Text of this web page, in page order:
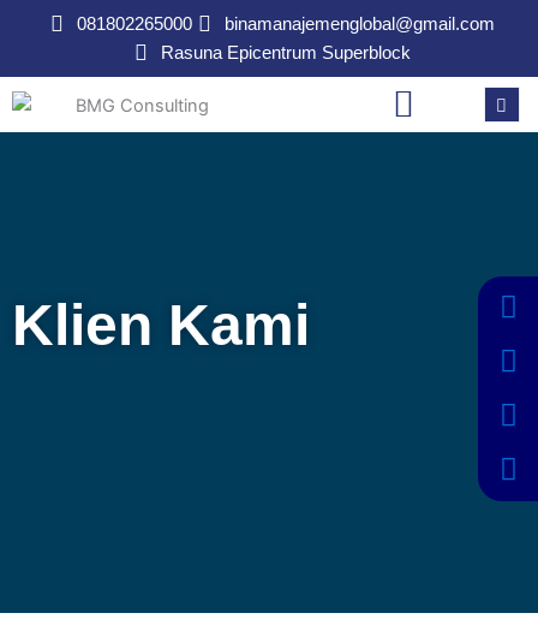
081802265000
binamanajemenglobal@gmail.com
Rasuna Epicentrum Superblock
Klien Kami